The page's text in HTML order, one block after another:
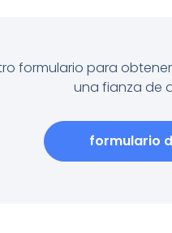
formulario para
una fianza de
formulario